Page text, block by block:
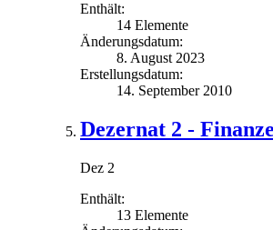
Enthält:
14 Elemente
Änderungsdatum:
8. August 2023
Erstellungsdatum:
14. September 2010
Dezernat 2 -
Dez 2
Enthält:
13 Elemente